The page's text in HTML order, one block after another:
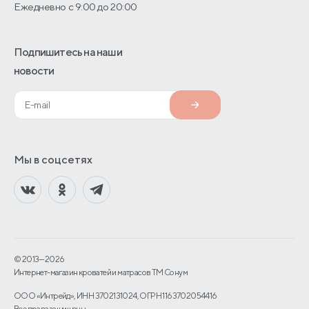
Ежедневно с 9:00 до 20:00
Подпишитесь на наши
новости
Мы в соцсетях
© 2013—2026
Интернет-магазин кроватей и матрасов TM Сонум
ООО «Интрейд», ИНН 3702131024, ОГРН 1163702054416